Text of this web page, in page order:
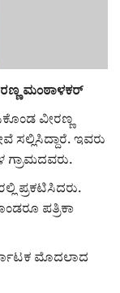
ಮಂಠಾಳಕರ್
ವೀರಣ್ಣ
ಸಲ್ಲಿಸಿದ್ದಾರೆ. ಇವರು
ಗ್ರಾಮದವರು.
ಪ್ರಕಟಿಸಿದರು.
ಪತ್ರಿಕಾ
ಮೊದಲಾದ